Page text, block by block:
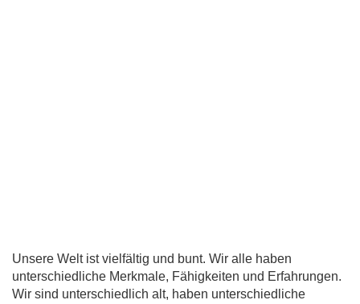
Unsere Welt ist vielfältig und bunt. Wir alle haben
unterschiedliche Merkmale, Fähigkeiten und Erfahrungen.
Wir sind unterschiedlich alt, haben unterschiedliche